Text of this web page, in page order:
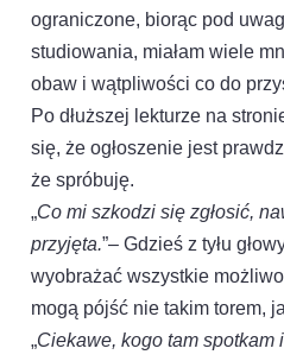
ograniczone, biorąc pod
studiowania, miałam wiele
obaw i wątpliwości co do
Po dłuższej lekturze na
się, że ogłoszenie jest
że spróbuję.
„Co mi szkodzi się zgłosić,
przyjęta.”– Gdzieś z tyłu
wyobrażać wszystkie
mogą pójść nie takim torem,
„Ciekawe, kogo tam spotkam